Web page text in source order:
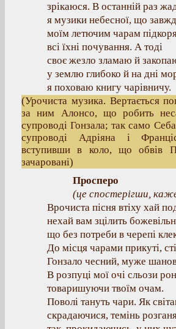
зрікаюся. В останній раз
я музики небесної, що
моїм летючим чарам
всі їхні почування. А тоді
своє жезло зламаю й
у землю глибоко й на дні
я поховаю книгу чарівничу.
(Урочиста музика. Вертається
за ним Алонсо, що робить
супроводі Гонзала; так само
супроводі Адріяна і
вступивши в коло, що обвів
зачаровані)
Просперо
(це спостерігши,
Врочиста пісня втіху хай
нехай вам зцілить
що без потреби в черепі
До місця чарами прикуті,
Гонзало чесний, муже
В розпуці мої очі сльози
товаришуючи твоїм очам.
Поволі тануть чари. Як
скрадаючися, темінь